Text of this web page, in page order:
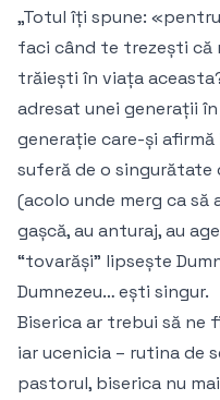
„Totul îți spune:
faci când te trezești că
trăiești în viața
adresat unei generații
generație care-și
suferă de o singurătate
(acolo unde merg ca să
gașcă, au anturaj, au
“tovarăși” lipsește
Dumnezeu… ești singur.
Biserica ar trebui să ne
iar ucenicia – rutina de
pastorul, biserica nu